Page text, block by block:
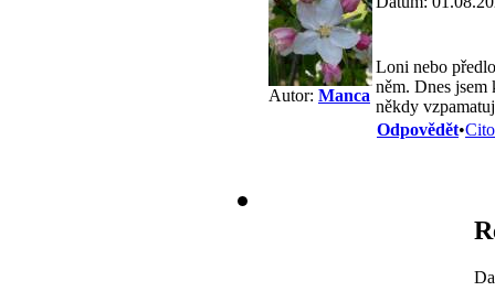
Autor: Manca
Loni nebo
něm. Dnes jsem
někdy
Odpovědět•